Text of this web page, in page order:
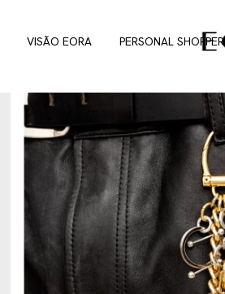
VISÃO EORA PERSONAL SHOPPER